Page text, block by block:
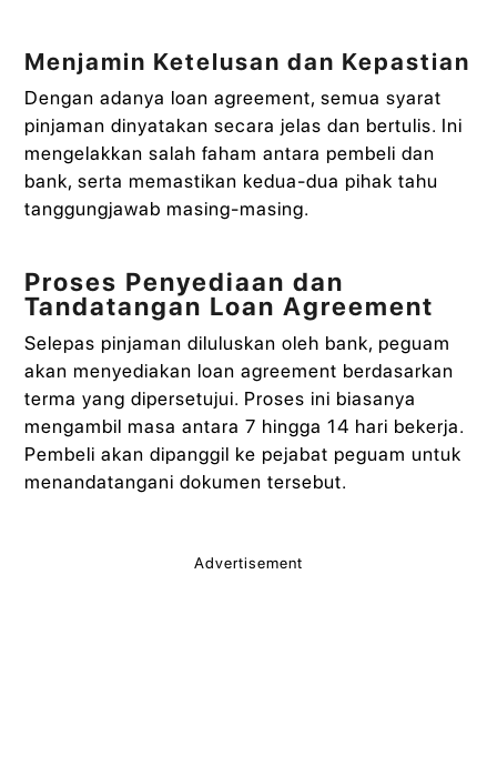
Menjamin Ketelusan dan Kepastian
Dengan adanya loan agreement, semua syarat
pinjaman dinyatakan secara jelas dan bertulis. Ini
mengelakkan salah faham antara pembeli dan
bank, serta memastikan kedua-dua pihak tahu
tanggungjawab masing-masing.
Proses Penyediaan dan
Tandatangan Loan Agreement
Selepas pinjaman diluluskan oleh bank, peguam
akan menyediakan loan agreement berdasarkan
terma yang dipersetujui. Proses ini biasanya
mengambil masa antara 7 hingga 14 hari bekerja.
Pembeli akan dipanggil ke pejabat peguam untuk
menandatangani dokumen tersebut.
Advertisement